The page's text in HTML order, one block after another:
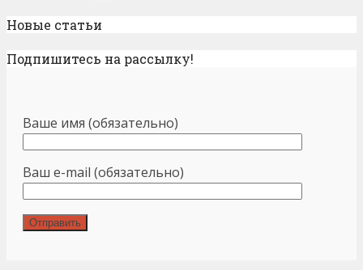
Новые статьи
Подпишитесь на рассылку!
Ваше имя (обязательно)
Ваш e-mail (обязательно)